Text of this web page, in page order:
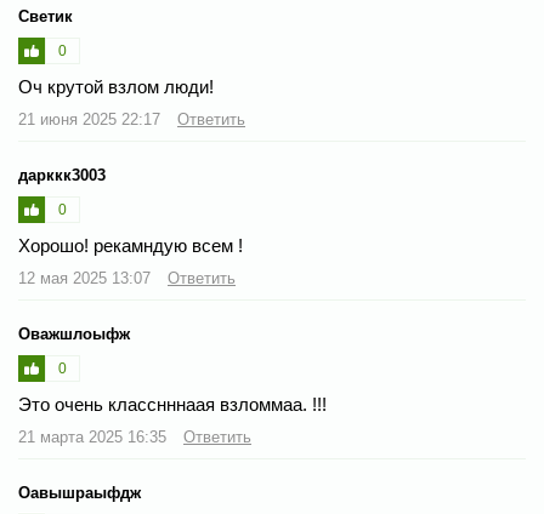
Светик
0
Оч крутой взлом люди!
21 июня 2025 22:17 Ответить
дарккк3003
0
Хорошо! рекамндую всем !
12 мая 2025 13:07 Ответить
Оважшлоыфж
0
Это очень класснннаая взломмаа. !!!
21 марта 2025 16:35 Ответить
Оавышраыфдж